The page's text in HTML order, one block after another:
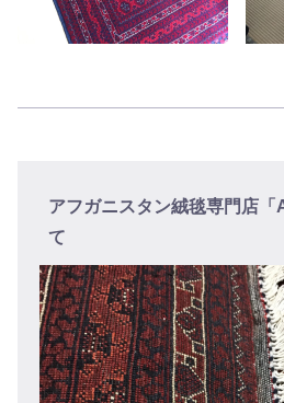
アフガニスタン絨毯専門店
て